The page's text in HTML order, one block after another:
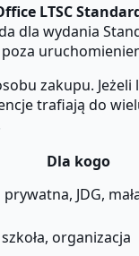
LTSC
dla wydania
zakupu.
trafiają do
Dla kogo
JDG,
organizacja